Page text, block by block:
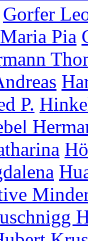
Gorfer
Pia
P.